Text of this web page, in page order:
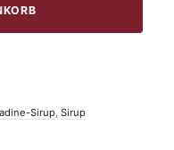
Sirup, Sirup